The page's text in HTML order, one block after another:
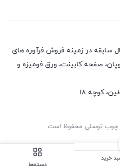
چوب توسلی با بیش از 21 سال سابقه در زمینه فروش فرآوره های
صفحه کابینت، ورق فومیزه و
کوچه ۱۸
چوب توسلی محفوظ است.
خرید
دسته‌ها